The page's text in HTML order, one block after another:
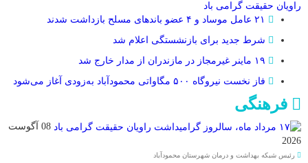
راویان حقیقت گرامی باد
شرط جدید برای بازنشستگی اعلام شد
فاز نخست نیروگاه ۵۰۰ مگاواتی محمودآباد به‌زودی آغاز می‌شود
فرهنگی
08 آگوست
2026
رئیس شبکه بهداشت و درمان شهرستان محمودآباد